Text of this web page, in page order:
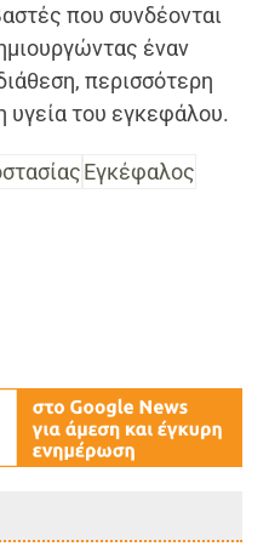
που συνδέονται
έναν
περισσότερη
υγεία του εγκεφάλου.
Εγκέφαλος